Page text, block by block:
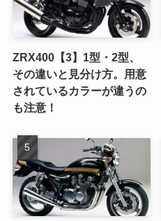
ZRX400【3】1型・2型、
その違いと見分け方。用意
されているカラーが違うの
も注意！